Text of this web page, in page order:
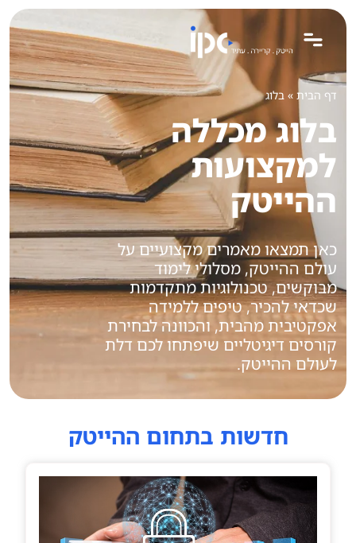
לתוכן
דף הבית » בלוג
בלוג מכללה
למקצועות
ההייטק
כאן תמצאו מאמרים מקצועיים על
עולם ההייטק, מסלולי לימוד
מבוקשים, טכנולוגיות מתקדמות
שכדאי להכיר, טיפים ללמידה
אפקטיבית מהבית, והכוונה לבחירת
קורסים דיגיטליים שיפתחו לכם דלת
לעולם ההייטק.
חדשות בתחום ההייטק